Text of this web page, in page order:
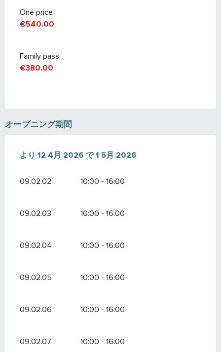
One price
€540.00
Family pass
€380.00
オープニング期間
より 12 4月 2026 で1 5月 2026
より 12 4月 2026 で1 5月 2026
09.02.02 10:00 - 16:00
09.02.03 10:00 - 16:00
09.02.04 10:00 - 16:00
09.02.05 10:00 - 16:00
09.02.06 10:00 - 16:00
09.02.07 10:00 - 16:00